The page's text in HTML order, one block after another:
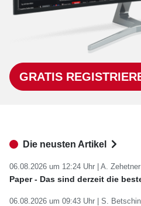
GRATIS
Die neusten Artikel
06.08.2026 um 12:24 Uhr | A. Zehetner
Paper - Das sind derzeit die
06.08.2026 um 09:43 Uhr | S.